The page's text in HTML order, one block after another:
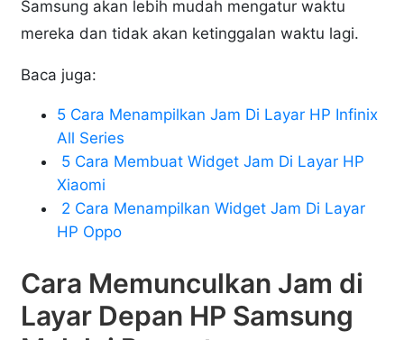
Samsung akan lebih mudah mengatur waktu
mereka dan tidak akan ketinggalan waktu lagi.
Baca juga:
5 Cara Menampilkan Jam Di Layar HP Infinix
All Series
5 Cara Membuat Widget Jam Di Layar HP
Xiaomi
2 Cara Menampilkan Widget Jam Di Layar
HP Oppo
Cara Memunculkan Jam di
Layar Depan HP Samsung